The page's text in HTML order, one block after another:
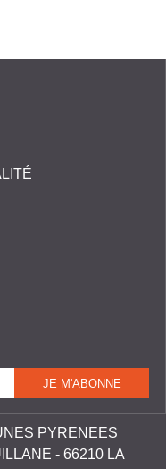
PYRENEES
- 66210 LA